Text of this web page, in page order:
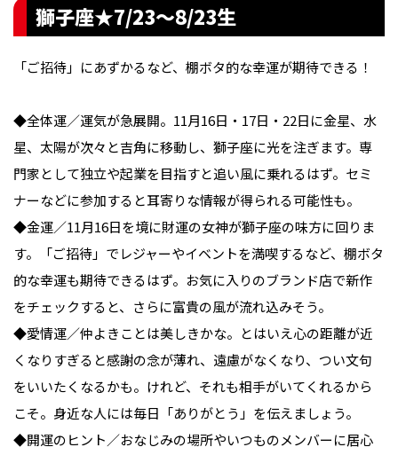
獅子座★7/23〜8/23生
「ご招待」にあずかるなど、棚ボタ的な幸運が期待できる！
◆全体運／運気が急展開。11月16日・17日・22日に金星、水
星、太陽が次々と吉角に移動し、獅子座に光を注ぎます。専
門家として独立や起業を目指すと追い風に乗れるはず。セミ
ナーなどに参加すると耳寄りな情報が得られる可能性も。
◆金運／11月16日を境に財運の女神が獅子座の味方に回りま
す。「ご招待」でレジャーやイベントを満喫するなど、棚ボタ
的な幸運も期待できるはず。お気に入りのブランド店で新作
をチェックすると、さらに富貴の風が流れ込みそう。
◆愛情運／仲よきことは美しきかな。とはいえ心の距離が近
くなりすぎると感謝の念が薄れ、遠慮がなくなり、つい文句
をいいたくなるかも。けれど、それも相手がいてくれるから
こそ。身近な人には毎日「ありがとう」を伝えましょう。
◆開運のヒント／おなじみの場所やいつものメンバーに居心